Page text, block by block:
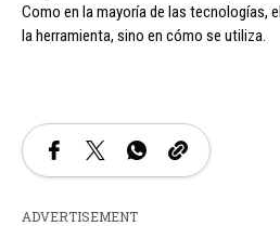
Como en la mayoría de las tecnologías,
la herramienta, sino en cómo se utiliza.
ADVERTISEMENT